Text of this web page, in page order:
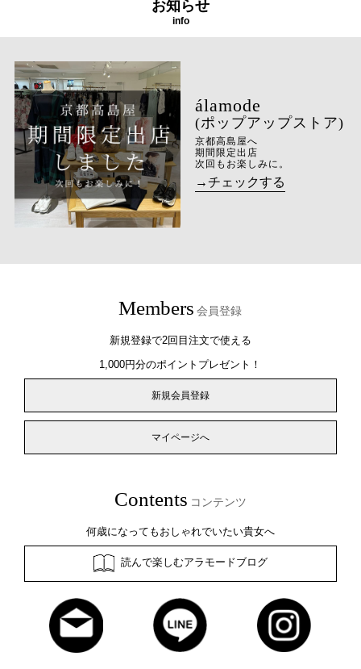
お知らせ
info
(ポップアップストア)
京都高島屋へ
期間限定出店
次回もお楽しみに。
→チェックする
Members 会員登録
新規登録で2回目注文で使える
1,000円分のポイントプレゼント！
新規会員登録
マイページへ
Contents コンテンツ
何歳になってもおしゃれでいたい貴女へ
読んで楽しむアラモードブログ